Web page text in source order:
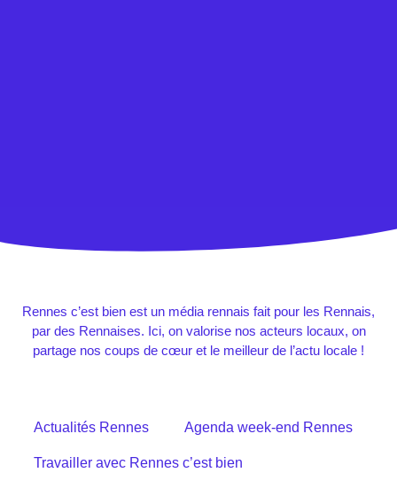
Rennes c’est bien est un média rennais fait pour les Rennais,
par des Rennaises. Ici, on valorise nos acteurs locaux, on
partage nos coups de cœur et le meilleur de l’actu locale !
Actualités Rennes Agenda week-end Rennes
Travailler avec Rennes c’est bien